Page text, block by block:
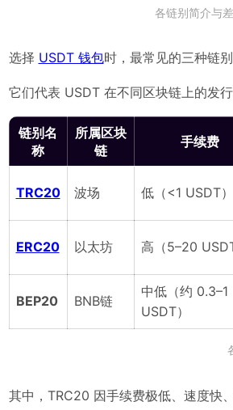
各链别简介与
选择 USDT 钱包时，最常见的三种链
它们代表 USDT 在不同区块链上的发
链别名
称
所属区块
链
手续费
TRC20 波场 低（<1 USDT）
ERC20 以太坊 高（5–20 USDT
BEP20 BNB链
中低（约 0.3–1
USDT）
其中，TRC20 因手续费极低、速度快